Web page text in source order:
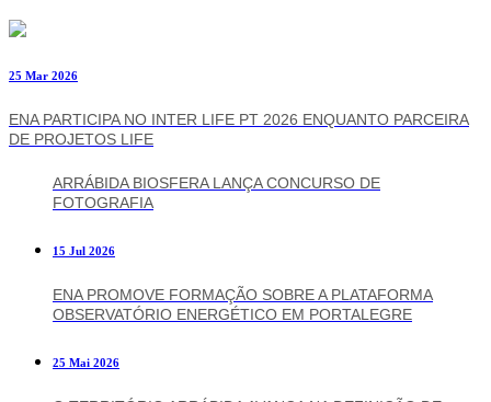
25 Mar 2026
ENA PARTICIPA NO INTER LIFE PT 2026 ENQUANTO PARCEIRA
DE PROJETOS LIFE
ARRÁBIDA BIOSFERA LANÇA CONCURSO DE
FOTOGRAFIA
15 Jul 2026
ENA PROMOVE FORMAÇÃO SOBRE A PLATAFORMA
OBSERVATÓRIO ENERGÉTICO EM PORTALEGRE
25 Mai 2026